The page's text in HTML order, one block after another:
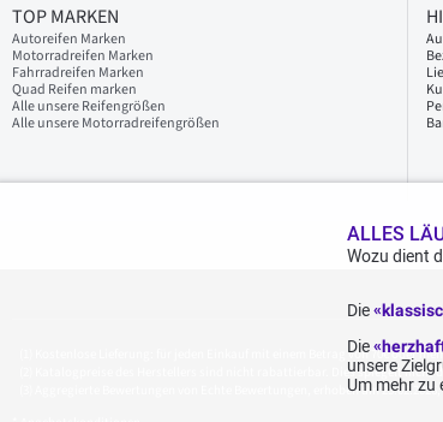
TOP MARKEN
Autoreifen Marken
Motorradreifen Marken
Fahrradreifen Marken
Quad Reifen marken
Alle unsere Reifengrößen
Alle unsere Motorradreifengrößen
Kostenlose Lieferung: für jeden Einkauf mit einem Betrag von 70€ oder
Katalogpreise des Herstellers sind nicht rabattierbar. Dies spiegelt nicht
Aggregierte Bewertungen von Echte Bewertungen, erhoben am
ALLES
Wozu dient
Die
Die
unsere
Um mehr zu